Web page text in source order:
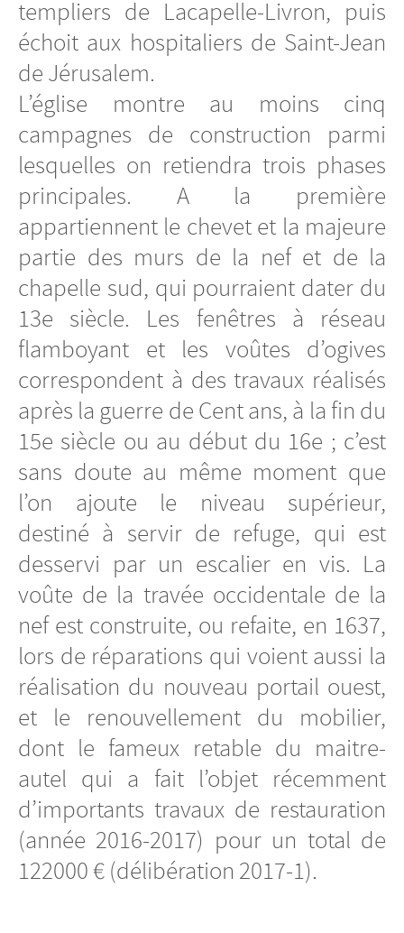
templiers de Lacapelle-Livron, puis
échoit aux hospitaliers de Saint-Jean
de Jérusalem.
L’église montre au moins cinq
campagnes de construction parmi
lesquelles on retiendra trois phases
principales. A la première
appartiennent le chevet et la majeure
partie des murs de la nef et de la
chapelle sud, qui pourraient dater du
13e siècle. Les fenêtres à réseau
flamboyant et les voûtes d’ogives
correspondent à des travaux réalisés
après la guerre de Cent ans, à la fin du
15e siècle ou au début du 16e ; c’est
sans doute au même moment que
l’on ajoute le niveau supérieur,
destiné à servir de refuge, qui est
desservi par un escalier en vis. La
voûte de la travée occidentale de la
nef est construite, ou refaite, en 1637,
lors de réparations qui voient aussi la
réalisation du nouveau portail ouest,
et le renouvellement du mobilier,
dont le fameux retable du maitre-
autel qui a fait l’objet récemment
d’importants travaux de restauration
(année 2016-2017) pour un total de
122000 € (délibération 2017-1).